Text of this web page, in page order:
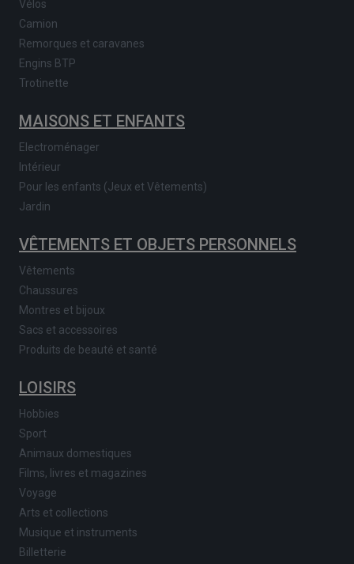
Vélos
Camion
Remorques et caravanes
Engins BTP
Trotinette
MAISONS ET ENFANTS
Electroménager
Intérieur
Pour les enfants (Jeux et Vêtements)
Jardin
VÊTEMENTS ET OBJETS PERSONNELS
Vêtements
Chaussures
Montres et bijoux
Sacs et accessoires
Produits de beauté et santé
LOISIRS
Hobbies
Sport
Animaux domestiques
Films, livres et magazines
Voyage
Arts et collections
Musique et instruments
Billetterie